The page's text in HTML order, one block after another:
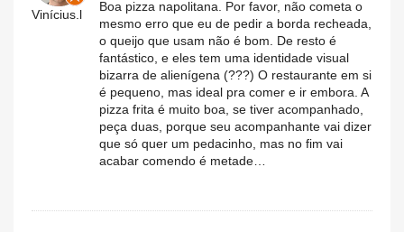
Vinícius.l
Boa pizza napolitana. Por favor, não cometa o
mesmo erro que eu de pedir a borda recheada,
o queijo que usam não é bom. De resto é
fantástico, e eles tem uma identidade visual
bizarra de alienígena (???) O restaurante em si
é pequeno, mas ideal pra comer e ir embora. A
pizza frita é muito boa, se tiver acompanhado,
peça duas, porque seu acompanhante vai dizer
que só quer um pedacinho, mas no fim vai
acabar comendo é metade…